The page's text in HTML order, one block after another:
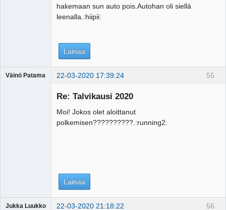
hakemaan sun auto pois.Autohan oli siellä
leenalla.:hiipii:
Lainaa
55
Väinö Patama 22-03-2020 17:39:24
Re: Talvikausi 2020
Moi! Jokos olet aloittanut
polkemisen??????????.:running2:
Lainaa
56
Jukka Luukko 22-03-2020 21:18:22